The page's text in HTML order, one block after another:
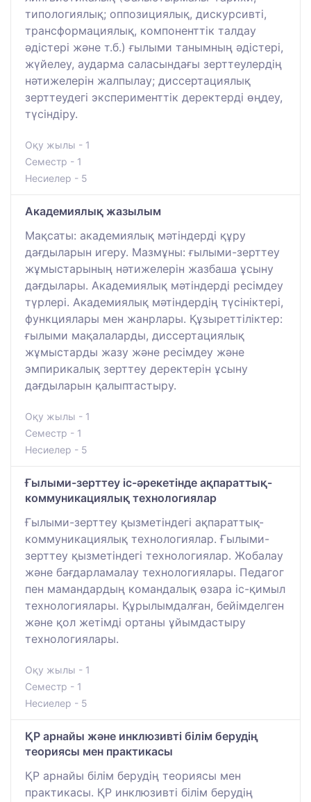
типологиялық; оппозициялық, дискурсивті,
трансформациялық, компоненттік талдау
әдістері және т.б.) ғылыми танымның әдістері,
жүйелеу, аударма саласындағы зерттеулердің
нәтижелерін жалпылау; диссертациялық
зерттеудегі эксперименттік деректерді өңдеу,
түсіндіру.
Оқу жылы - 1
Семестр - 1
Несиелер - 5
Академиялық жазылым
Мақсаты: академиялық мәтіндерді құру
дағдыларын игеру. Мазмұны: ғылыми-зерттеу
жұмыстарының нәтижелерін жазбаша ұсыну
дағдылары. Академиялық мәтіндерді ресімдеу
түрлері. Академиялық мәтіндердің түсініктері,
функциялары мен жанрлары. Құзыреттіліктер:
ғылыми мақалаларды, диссертациялық
жұмыстарды жазу және ресімдеу және
эмпирикалық зерттеу деректерін ұсыну
дағдыларын қалыптастыру.
Оқу жылы - 1
Семестр - 1
Несиелер - 5
Ғылыми-зерттеу іс-әрекетінде ақпараттық-
коммуникациялық технологиялар
Ғылыми-зерттеу қызметіндегі ақпараттық-
коммуникациялық технологиялар. Ғылыми-
зерттеу қызметіндегі технологиялар. Жобалау
және бағдарламалау технологиялары. Педагог
пен мамандардың командалық өзара іс-қимыл
технологиялары. Құрылымдалған, бейімделген
және қол жетімді ортаны ұйымдастыру
технологиялары.
Оқу жылы - 1
Семестр - 1
Несиелер - 5
ҚР арнайы және инклюзивті білім берудің
теориясы мен практикасы
ҚР арнайы білім берудің теориясы мен
практикасы. ҚР инклюзивті білім берудің